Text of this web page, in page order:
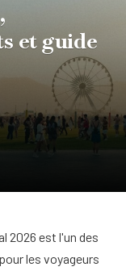
et guide
2026 est l'un des
les voyageurs